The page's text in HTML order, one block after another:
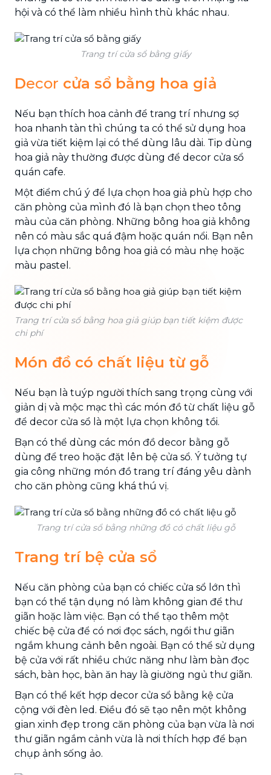
hội và có thể làm nhiều hình thù khác nhau.
Trang trí cửa sổ bằng giấy
Decor cửa sổ bằng hoa giả
Nếu bạn thích hoa cảnh để trang trí nhưng sợ
hoa nhanh tàn thì chúng ta có thể sử dụng hoa
giả vừa tiết kiệm lại có thể dùng lâu dài. Tip dùng
hoa giả này thường được dùng để decor cửa sổ
quán cafe.
Một điểm chú ý để lựa chọn hoa giả phù hợp cho
căn phòng của mình đó là bạn chọn theo tông
màu của căn phòng. Những bông hoa giả không
nên có màu sắc quá đậm hoặc quán nổi. Bạn nên
lựa chọn những bông hoa giả có màu nhẹ hoặc
màu pastel.
Trang trí cửa sổ bằng hoa giả giúp bạn tiết kiệm được
chi phí
Món đồ có chất liệu từ gỗ
Nếu bạn là tuýp người thích sang trọng cùng với
giản dị và mộc mạc thì các món đồ từ chất liệu gỗ
để decor cửa sổ là một lựa chọn không tồi.
Bạn có thể dùng các món đồ decor bằng gỗ
dùng để treo hoặc đặt lên bệ cửa sổ. Ý tưởng tự
gia công những món đồ trang trí đáng yêu dành
cho căn phòng cũng khá thú vị.
Trang trí cửa sổ bằng những đồ có chất liệu gỗ
Trang trí bệ cửa sổ
Nếu căn phòng của bạn có chiếc cửa sổ lớn thì
bạn có thể tận dụng nó làm không gian để thư
giãn hoặc làm việc. Bạn có thể tạo thêm một
chiếc bệ cửa để có nơi đọc sách, ngồi thư giãn
ngắm khung cảnh bên ngoài. Bạn có thể sử dụng
bệ cửa với rất nhiều chức năng như làm bàn đọc
sách, bàn học, bàn ăn hay là giường ngủ thư giãn.
Bạn có thể kết hợp decor cửa sổ bằng kệ cửa
cộng với đèn led. Điều đó sẽ tạo nên một không
gian xinh đẹp trong căn phòng của bạn vừa là nơi
thư giãn ngắm cảnh vừa là nơi thích hợp để bạn
chụp ảnh sống ảo.